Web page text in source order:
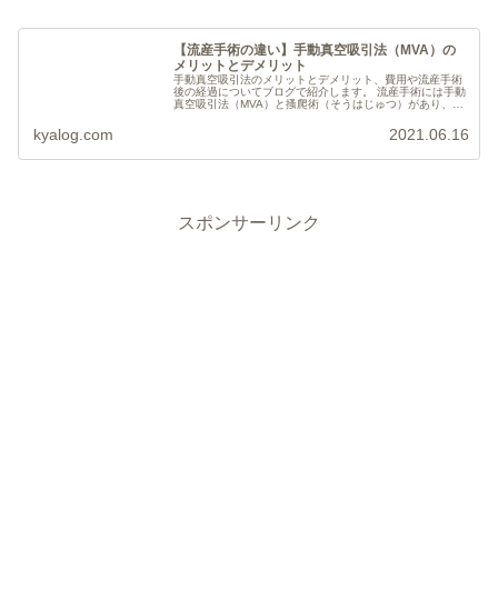
【流産手術の違い】手動真空吸引法（MVA）の
メリットとデメリット
手動真空吸引法のメリットとデメリット、費用や流産手術
後の経過についてブログで紹介します。 流産手術には手動
真空吸引法（MVA）と搔爬術（そうはじゅつ）があり、手
kyalog.com 2021.06.16
スポンサーリンク